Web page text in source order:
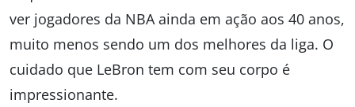
ver jogadores da NBA ainda em ação aos 40 anos,
muito menos sendo um dos melhores da liga. O
cuidado que LeBron tem com seu corpo é
impressionante.